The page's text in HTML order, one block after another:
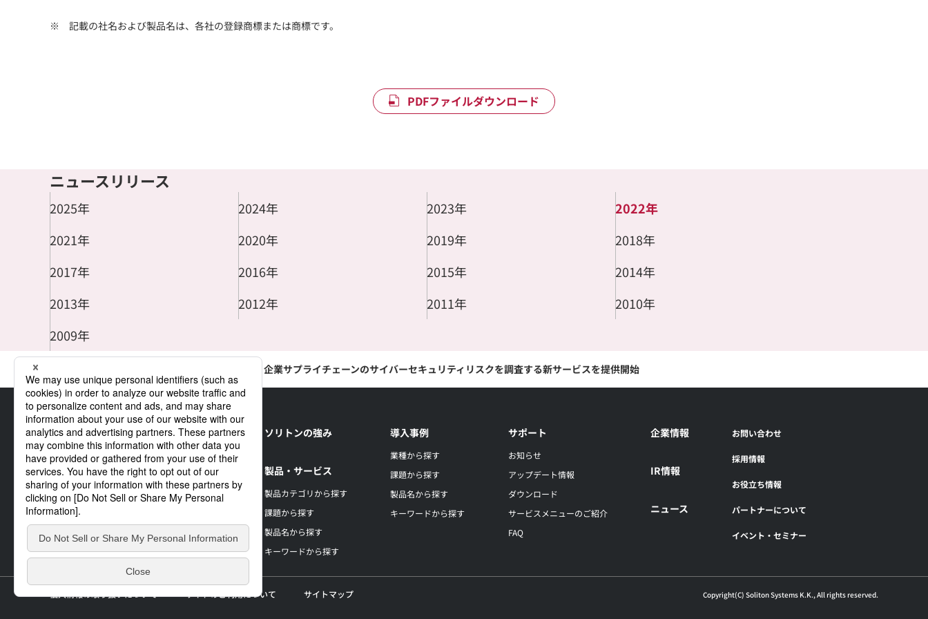
記載の社名および製品名は、各社の登録商標または商標です。
PDFファイルダウンロード
ニュースリリース
2025年 2024年 2023年
2022年
2021年
2020年 2019年
2018年
2017年
2016年 2015年
2014年
2013年
2012年 2011年
2010年
2009年
企業サプライチェーンのサイバーセキュリティリスクを調査する新サービスを提供開始
ソリトンの強み
製品・サービス
製品カテゴリから探す
課題から探す
製品名から探す
キーワードから探す
導入事例
業種から探す
課題から探す
製品名から探す
キーワードから探す
サポート
お知らせ
アップデート情報
ダウンロード
サービスメニューのご紹介
FAQ
企業情報
IR情報
ニュース
お問い合わせ
採用情報
お役立ち情報
パートナーについて
イベント・セミナー
個人情報の取り扱いについて サイトのご利用について サイトマップ Copyright(C) Soliton Systems K.K., All rights reserved.